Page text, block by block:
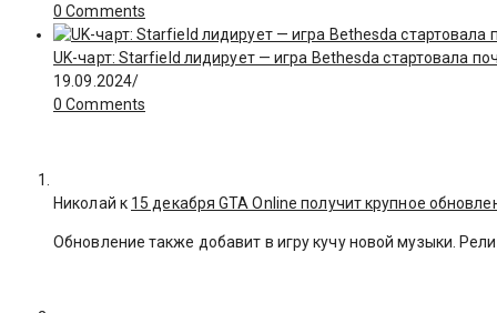
0 Comments
UK-чарт: Starfield лидирует — игра Bethesda стартовала
19.09.2024/
0 Comments
Николай к 15 декабря GTA Online получит крупное
Обновление также добавит в игру кучу новой музыки.